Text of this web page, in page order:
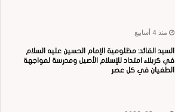
منذ 4 أسابيع
السيد القائد: مظلومية الإمام الحسين عليه السلام
في كربلاء امتداد للإسلام الأصيل ومدرسة لمواجهة
الطغيان في كل عصر